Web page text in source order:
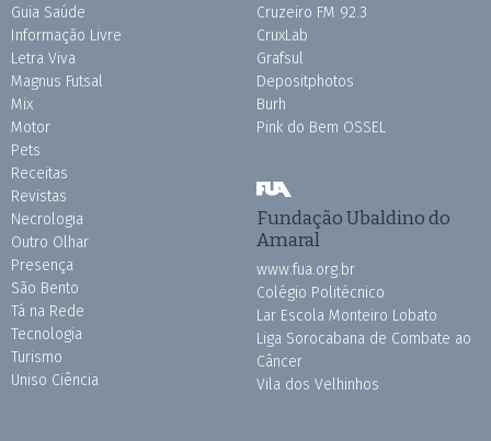
Guia Saúde
Informação Livre
Letra Viva
Magnus Futsal
Mix
Motor
Pets
Receitas
Revistas
Necrologia
Outro Olhar
Presença
São Bento
Tá na Rede
Tecnologia
Turismo
Uniso Ciência
Cruzeiro FM 92.3
CruxLab
Grafsul
Depositphotos
Burh
Pink do Bem OSSEL
Fundação Ubaldino do
Amaral
www.fua.org.br
Colégio Politécnico
Lar Escola Monteiro Lobato
Liga Sorocabana de Combate ao
Câncer
Vila dos Velhinhos